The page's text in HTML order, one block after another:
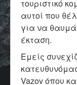
τουριστικό
αυτοί που
για να
έκταση.
Εμείς
Vazov όπου